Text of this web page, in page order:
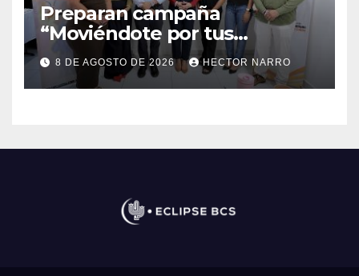
Preparan campaña
“Moviéndote por tus
Derechos 2026” para
fortalecer la promoción y
protección de los derechos
8 DE AGOSTO DE 2026 HECTOR NARRO